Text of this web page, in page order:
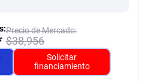
Precio de Mercado:
$38,956
Solicitar
financiamiento